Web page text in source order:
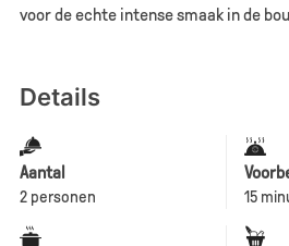
voor de echte intense smaak in de
Details
Aantal
2 personen 15